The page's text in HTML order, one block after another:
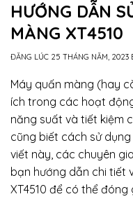
HƯỚNG DẪN
MÀNG XT4510
ĐĂNG LÚC 25 THÁNG NĂM, 2023
Máy quấn màng (hay
ích trong các hoạt
năng suất và tiết kiệm
cũng biết cách sử
viết này, các chuyên gia
bạn hướng dẫn chi tiết
XT4510 để có thể